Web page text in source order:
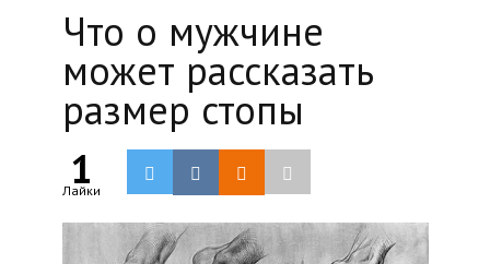
Что о мужчине
может рассказать
размер стопы
1
Лайки